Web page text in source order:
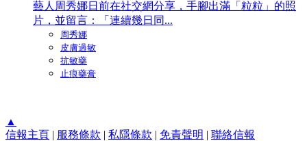
藝人周秀娜日前在社交網分享，手腳出滿「粒粒」的照
片，並留言：「連續幾日同...
周秀娜
皮膚過敏
抗敏藥
止痕藥膏
▲
信報主頁 | 服務條款 | 私隱條款 | 免責聲明 | 聯絡信報